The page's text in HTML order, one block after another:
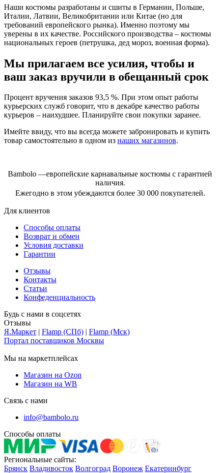
Наши костюмы разработаны и сшиты в Германии, Польше,
Италии, Латвии, Великобритании или Китае (но для
требований европейского рынка). Именно поэтому мы
уверены в их качестве. Российского производства – костюмы
национальных героев (петрушка, дед мороз, военная форма).
Мы прилагаем все усилия, чтобы и
ваш заказ вручили в обещанный срок
Процент вручения заказов 93,5 %. При этом опыт работы
курьерских служб говорит, что в декабре качество работы
курьеров – наихудшее. Планируйте свои покупки заранее.
Имейте ввиду, что вы всегда можете забронировать и купить
товар самостоятельно в одном из наших магазинов.
Bambolo —европейские карнавальные костюмы с гарантией
наличия.
Ежегодно в этом убеждаются более 30 000 покупателей.
Для клиентов
Способы оплаты
Возврат и обмен
Условия доставки
Гарантии
Отзывы
Контакты
Статьи
Конфеденциальность
Будь с нами в соцсетях
Отзывы
Я.Маркет | Flamp (СПб) | Flamp (Мск)
Портал поставщиков Москвы
Мы на маркетплейсах
Магазин на Ozon
Магазин на WB
Связь с нами
info@bambolo.ru
Способы оплаты
Региональные сайты:
Брянск Владивосток Волгоград Воронеж Екатеринбург